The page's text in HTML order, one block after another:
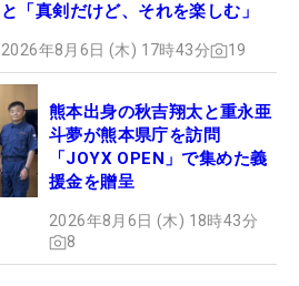
と「真剣だけど、それを楽しむ」
2026年8月6日 (木) 17時43分 19
熊本出身の秋吉翔太と重永亜
斗夢が熊本県庁を訪問
「JOYX OPEN」で集めた義
援金を贈呈
2026年8月6日 (木) 18時43分
8